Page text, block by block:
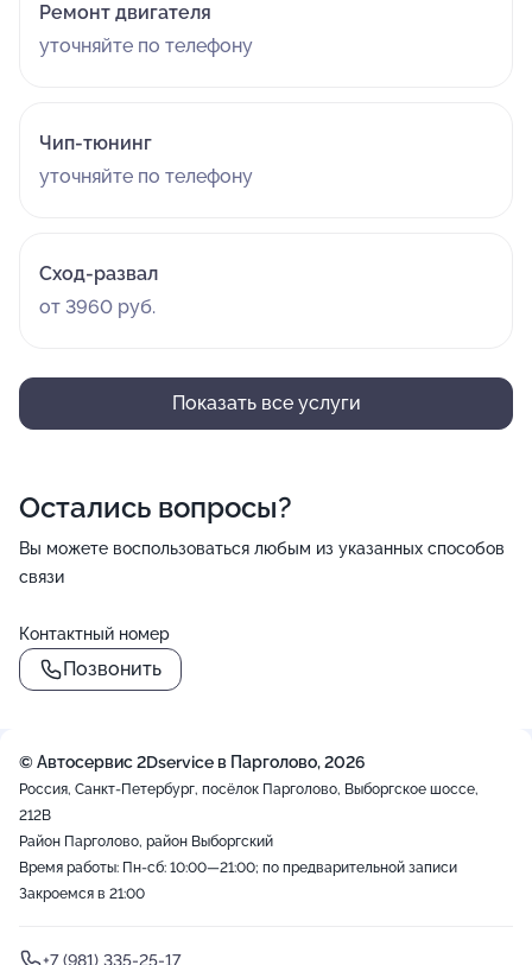
Ремонт двигателя
уточняйте по телефону
Чип-тюнинг
уточняйте по телефону
Сход-развал
от 3960 руб.
Показать все услуги
Остались вопросы?
Вы можете воспользоваться любым из указанных способов
связи
Контактный номер
Позвонить
© Автосервис 2Dservice в Парголово, 2026
Россия, Санкт-Петербург, посёлок Парголово, Выборгское шоссе,
212В
Район Парголово, район Выборгский
Время работы: Пн-сб: 10:00—21:00; по предварительной записи
Закроемся в 21:00
+7 (981) 335-25-17